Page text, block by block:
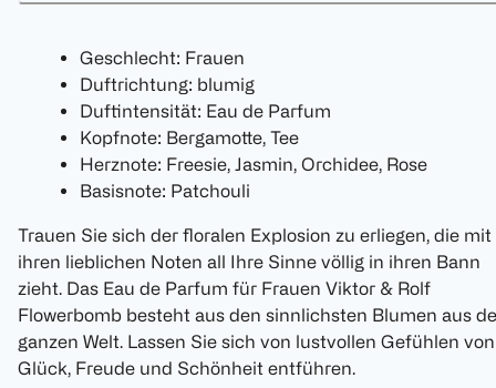
Geschlecht: Frauen
Duftrichtung: blumig
Duftintensität: Eau de Parfum
Kopfnote: Bergamotte, Tee
Herznote: Freesie, Jasmin, Orchidee, Rose
Basisnote: Patchouli
Trauen Sie sich der floralen Explosion zu erliegen, die mit
ihren lieblichen Noten all Ihre Sinne völlig in ihren Bann
zieht. Das Eau de Parfum für Frauen Viktor & Rolf
Flowerbomb besteht aus den sinnlichsten Blumen aus
ganzen Welt. Lassen Sie sich von lustvollen Gefühlen von
Glück, Freude und Schönheit entführen.